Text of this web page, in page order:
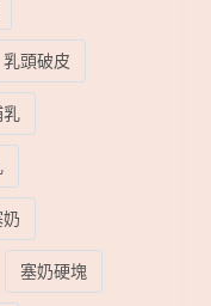
乳頭破皮
塞奶硬塊